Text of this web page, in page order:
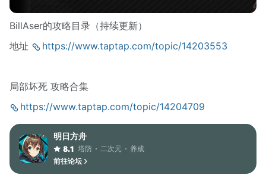
BillAser的攻略目录（持续更新）
地址
https://www.taptap.com/topic/14203553
局部坏死 攻略合集
https://www.taptap.com/topic/14204709
明日方舟
8.1 塔防 二次元
养成
前往论坛